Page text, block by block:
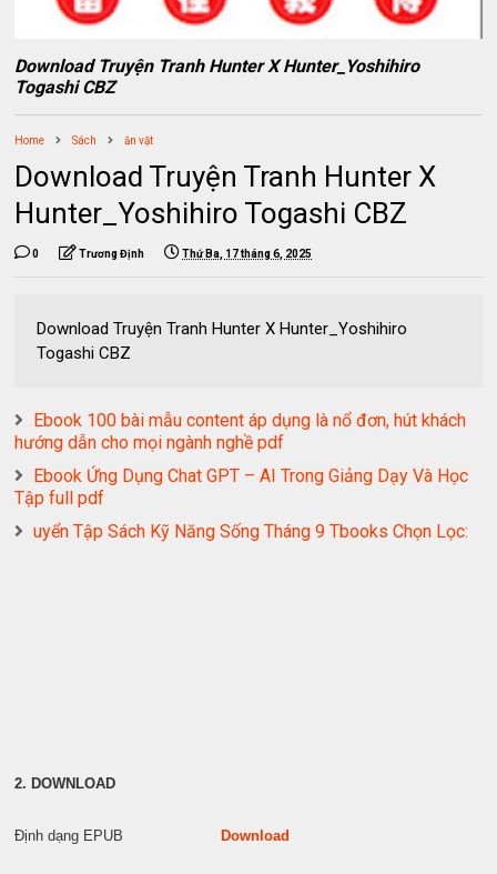
Download Truyện Tranh Hunter X Hunter_Yoshihiro
Togashi CBZ
Home Sách ăn vặt
Download Truyện Tranh Hunter X
Hunter_Yoshihiro Togashi CBZ
0 Trương Định Thứ Ba, 17 tháng 6, 2025
Download Truyện Tranh Hunter X Hunter_Yoshihiro
Togashi CBZ
Ebook 100 bài mẫu content áp dụng là nổ đơn, hút khách
hướng dẫn cho mọi ngành nghề pdf
Ebook Ứng Dụng Chat GPT – AI Trong Giảng Dạy Và Học
Tập full pdf
uyển Tập Sách Kỹ Năng Sống Tháng 9 Tbooks Chọn Lọc:
2. DOWNLOAD
Định dạng EPUBDownload